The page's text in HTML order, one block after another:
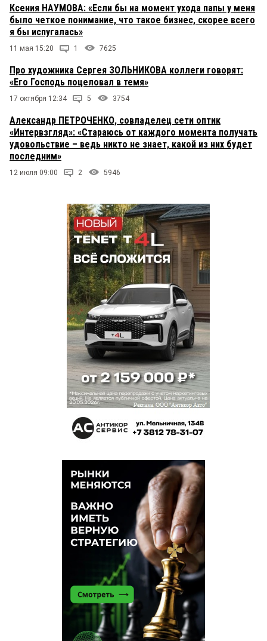
Ксения НАУМОВА: «Если бы на момент ухода папы у меня
было четкое понимание, что такое бизнес, скорее всего
я бы испугалась»
11 мая 15:20 1 7625
Про художника Сергея ЗОЛЬНИКОВА коллеги говорят:
«Его Господь поцеловал в темя»
17 октября 12:34 5 3754
Александр ПЕТРОЧЕНКО, совладелец сети оптик
«Интервзгляд»: «Стараюсь от каждого момента получать
удовольствие – ведь никто не знает, какой из них будет
последним»
12 июля 09:00 2 5946